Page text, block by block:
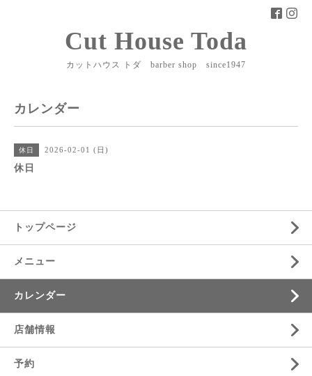
Cut House Toda
カットハウス トダ barber shop since1947
カレンダー
休日 2026-02-01 (日)
休日
トップページ
メニュー
カレンダー
店舗情報
予約